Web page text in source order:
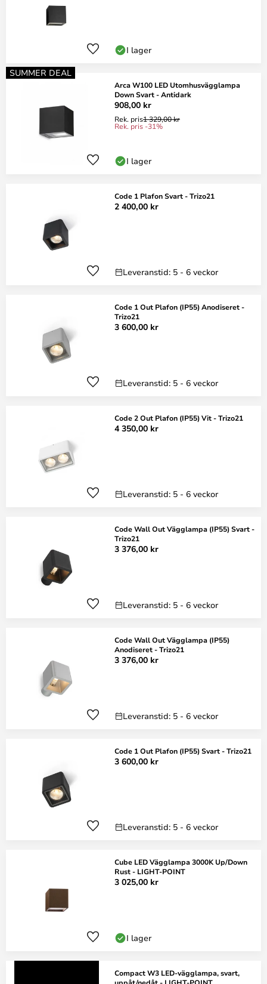
I lager
SUMMER DEAL
Arca W100 LED Utomhusvägglampa
Down Svart - Antidark
908,00 kr
Rek. pris1 329,00 kr
Rek. pris -31%
I lager
Code 1 Plafon Svart - Trizo21
2 400,00 kr
Leveranstid: 5 - 6 veckor
Code 1 Out Plafon (IP55) Anodiseret -
Trizo21
3 600,00 kr
Leveranstid: 5 - 6 veckor
Code 2 Out Plafon (IP55) Vit - Trizo21
4 350,00 kr
Leveranstid: 5 - 6 veckor
Code Wall Out Vägglampa (IP55) Svart -
Trizo21
3 376,00 kr
Leveranstid: 5 - 6 veckor
Code Wall Out Vägglampa (IP55)
Anodiseret - Trizo21
3 376,00 kr
Leveranstid: 5 - 6 veckor
Code 1 Out Plafon (IP55) Svart - Trizo21
3 600,00 kr
Leveranstid: 5 - 6 veckor
Cube LED Vägglampa 3000K Up/Down
Rust - LIGHT-POINT
3 025,00 kr
I lager
Compact W3 LED-vägglampa, svart,